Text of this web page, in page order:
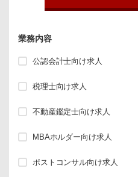
業務内容
公認会計士向け求人
税理士向け求人
不動産鑑定士向け求人
MBAホルダー向け求人
ポストコンサル向け求人